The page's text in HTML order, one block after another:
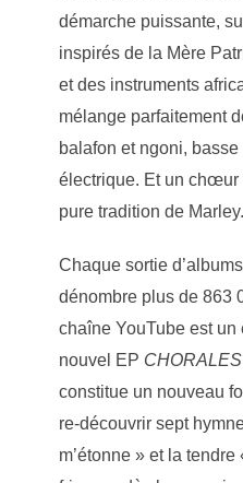
démarche puissante,
inspirés de la Mère
et des instruments
mélange parfaitement
balafon et ngoni,
électrique. Et un chœur
pure tradition de Marley.
Chaque sortie
dénombre plus de 863
chaîne YouTube est
nouvel EP CHORALES
constitue un nouveau
re-découvrir sept
m’étonne » et la